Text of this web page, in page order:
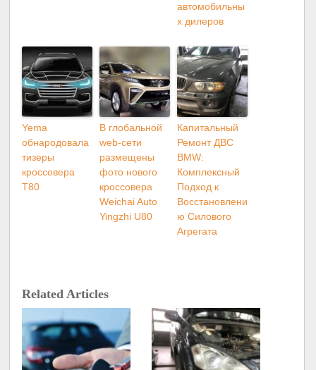
автомобильны
х дилеров
Yema
обнародовала
тизеры
кроссовера
T80
В глобальной
web-сети
размещены
фото нового
кроссовера
Weichai Auto
Yingzhi U80
Капитальный
Ремонт ДВС
BMW:
Комплексный
Подход к
Восстановлени
ю Силового
Агрегата
Related Articles